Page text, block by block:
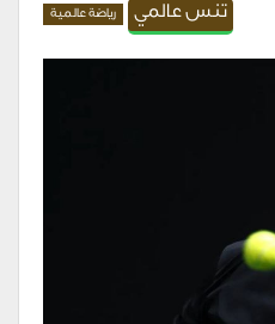
تنس عالمي رياضة عالمية